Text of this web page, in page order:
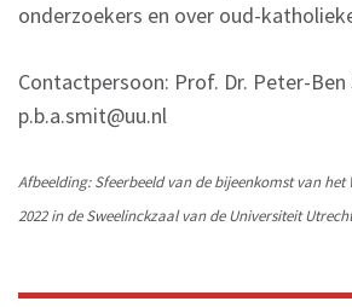
onderzoekers en over oud-
Contactpersoon: Prof. Dr. Peter-Ben
p.b.a.smit@uu.nl
Afbeelding: Sfeerbeeld van de bijeenkomst van het
2022 in de Sweelinckzaal van de Universiteit